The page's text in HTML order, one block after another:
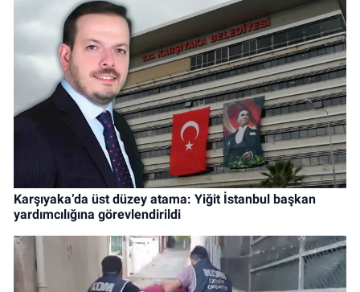
Karşıyaka’da üst düzey atama: Yiğit İstanbul başkan
yardımcılığına görevlendirildi